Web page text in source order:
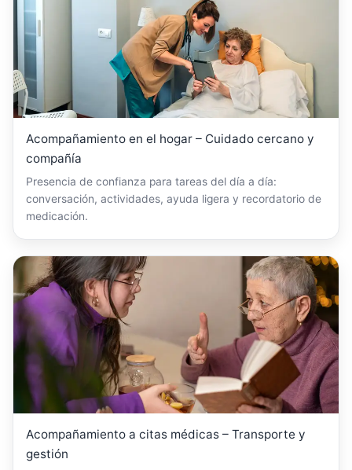
Acompañamiento en el hogar – Cuidado cercano y
compañía
Presencia de confianza para tareas del día a día:
conversación, actividades, ayuda ligera y recordatorio de
medicación.
Acompañamiento a citas médicas – Transporte y
gestión